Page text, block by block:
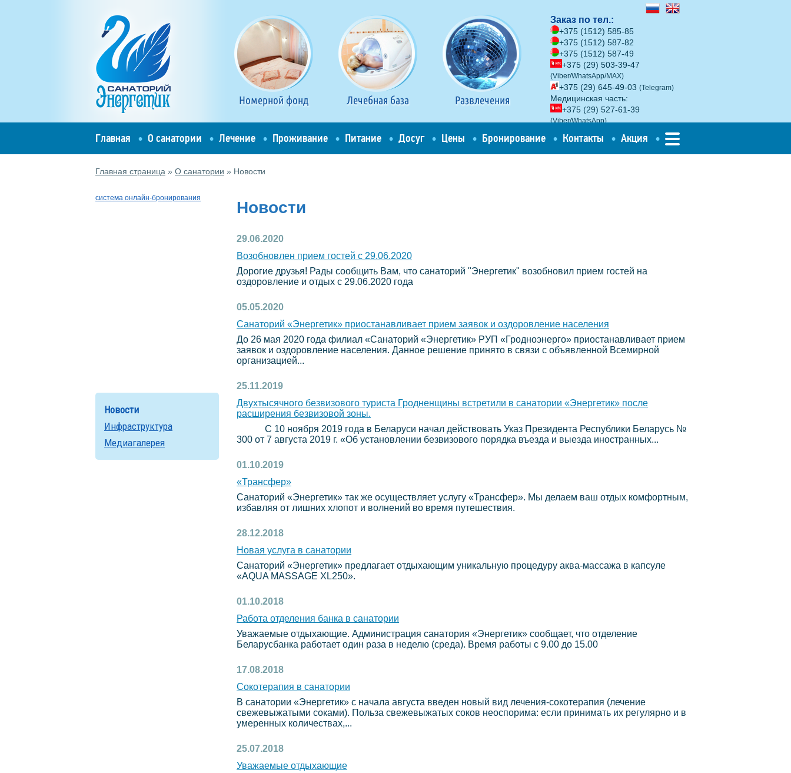
Номерной фонд Лечебная база Развлечения
Заказ по тел.:
+375 (1512) 585-85
+375 (1512) 587-82
+375 (1512) 587-49
+375 (29) 503-39-47
(Viber/WhatsApp/MAX)
+375 (29) 645-49-03 (Telegram)
Медицинская часть:
+375 (29) 527-61-39
(Viber/WhatsApp)
Волковысский р-н,
Волповский сельсовет, 21
Главная О санатории Лечение Проживание Питание Досуг Цены Бронирование Контакты Акция
Главная страница » О санатории » Новости
система онлайн-бронирования
Новости
Инфраструктура
Медиагалерея
Новости
29.06.2020
Возобновлен прием гостей с 29.06.2020
Дорогие друзья! Рады сообщить Вам, что санаторий "Энергетик" возобновил прием гостей на
оздоровление и отдых с 29.06.2020 года
05.05.2020
Санаторий «Энергетик» приостанавливает прием заявок и оздоровление населения
До 26 мая 2020 года филиал «Санаторий «Энергетик» РУП «Гродноэнерго» приостанавливает прием
заявок и оздоровление населения. Данное решение принято в связи с объявленной Всемирной
организацией...
25.11.2019
Двухтысячного безвизового туриста Гродненщины встретили в санатории «Энергетик» после
расширения безвизовой зоны.
С 10 ноября 2019 года в Беларуси начал действовать Указ Президента Республики Беларусь №
300 от 7 августа 2019 г. «Об установлении безвизового порядка въезда и выезда иностранных...
01.10.2019
«Трансфер»
Санаторий «Энергетик» так же осуществляет услугу «Трансфер». Мы делаем ваш отдых комфортным,
избавляя от лишних хлопот и волнений во время путешествия.
28.12.2018
Новая услуга в санатории
Санаторий «Энергетик» предлагает отдыхающим уникальную процедуру аква-массажа в капсуле
«AQUA MASSAGE XL250».
01.10.2018
Работа отделения банка в санатории
Уважаемые отдыхающие. Администрация санатория «Энергетик» сообщает, что отделение
Беларусбанка работает один раза в неделю (среда). Время работы с 9.00 до 15.00
17.08.2018
Сокотерапия в санатории
В санатории «Энергетик» с начала августа введен новый вид лечения-сокотерапия (лечение
свежевыжатыми соками). Польза свежевыжатых соков неоспорима: если принимать их регулярно и в
умеренных количествах,...
25.07.2018
Уважаемые отдыхающие